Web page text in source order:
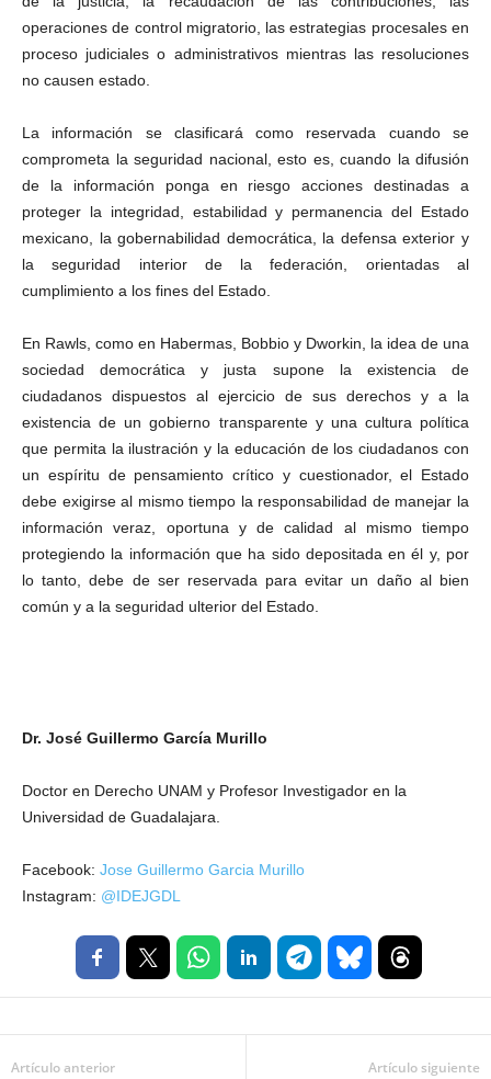
operaciones de control migratorio, las estrategias procesales en
proceso judiciales o administrativos mientras las resoluciones
no causen estado.
La información se clasificará como reservada cuando se
comprometa la seguridad nacional, esto es, cuando la difusión
de la información ponga en riesgo acciones destinadas a
proteger la integridad, estabilidad y permanencia del Estado
mexicano, la gobernabilidad democrática, la defensa exterior y
la seguridad interior de la federación, orientadas al
cumplimiento a los fines del Estado.
En Rawls, como en Habermas, Bobbio y Dworkin, la idea de una
sociedad democrática y justa supone la existencia de
ciudadanos dispuestos al ejercicio de sus derechos y a la
existencia de un gobierno transparente y una cultura política
que permita la ilustración y la educación de los ciudadanos con
un espíritu de pensamiento crítico y cuestionador, el Estado
debe exigirse al mismo tiempo la responsabilidad de manejar la
información veraz, oportuna y de calidad al mismo tiempo
protegiendo la información que ha sido depositada en él y, por
lo tanto, debe de ser reservada para evitar un daño al bien
común y a la seguridad ulterior del Estado.
Dr. José Guillermo García Murillo
Doctor en Derecho UNAM y Profesor Investigador en la
Universidad de Guadalajara.
Facebook: Jose Guillermo Garcia Murillo
Instagram: @IDEJGDL
Artículo anterior Artículo siguiente